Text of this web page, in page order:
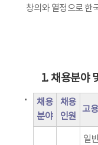
창의와 열정으로 한
1. 채용분야
채용
분야
채용
인원
고
일